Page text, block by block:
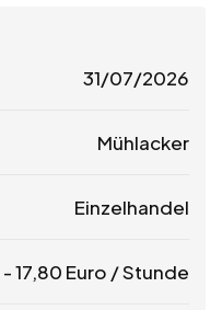
31/07/2026
Mühlacker
Einzelhandel
-17,80 Euro / Stunde